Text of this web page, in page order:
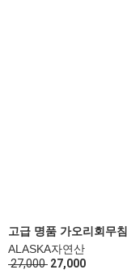
고급 명품 가오리회무침
ALASKA자연산
27,000 27,000